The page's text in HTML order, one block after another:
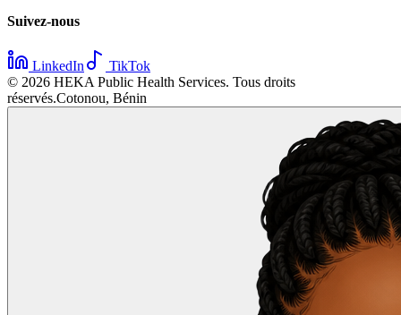
Suivez-nous
LinkedIn
TikTok
© 2026 HEKA Public Health Services. Tous droits
réservés.Cotonou, Bénin